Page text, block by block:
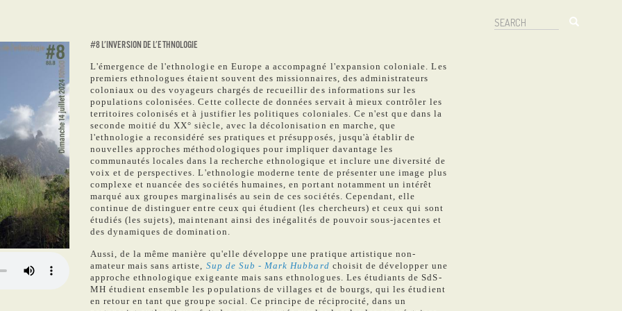
Search
#8 L'INVERSION DE L'ETHNOLOGIE
L'émergence de l'ethnologie en Europe a accompagné l'expansion coloniale. Les
premiers ethnologues étaient souvent des missionnaires, des administrateurs
coloniaux ou des voyageurs chargés de recueillir des informations sur les
populations colonisées. Cette collecte de données servait à mieux contrôler les
territoires colonisés et à justifier les politiques coloniales. Ce n'est que dans la
seconde moitié du XX° siècle, avec la décolonisation en marche, que
l'ethnologie a reconsidéré ses pratiques et présupposés, jusqu'à établir de
nouvelles approches méthodologiques pour impliquer davantage les
communautés locales dans la recherche ethnologique et inclure une diversité de
voix et de perspectives. L'ethnologie moderne tente de présenter une image plus
complexe et nuancée des sociétés humaines, en portant notamment un intérêt
marqué aux groupes marginalisés au sein de ces sociétés. Cependant, elle
continue de distinguer entre ceux qui étudient (les chercheurs) et ceux qui sont
étudiés (les sujets), maintenant ainsi des inégalités de pouvoir sous-jacentes et
des dynamiques de domination.
Aussi, de la même manière qu'elle développe une pratique artistique non-
amateur mais sans artiste, Sup de Sub - Mark Hubbard choisit de développer une
approche ethnologique exigeante mais sans ethnologues. Les étudiants de SdS-
MH étudient ensemble les populations de villages et de bourgs, qui les étudient
en retour en tant que groupe social. Ce principe de réciprocité, dans un